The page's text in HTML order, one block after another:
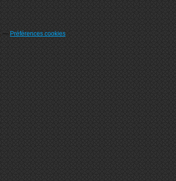
Préférences cookies